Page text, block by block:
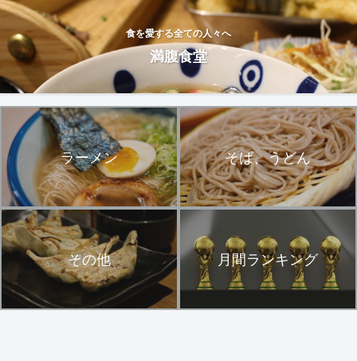
食を愛する全ての人々へ
満腹食堂
ラーメン そば、うどん
その他 月間ランキング